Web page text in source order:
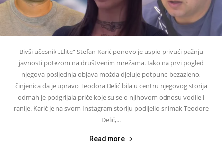
Bivši učesnik „Elite“ Stefan Karić ponovo je uspio privući pažnju
javnosti potezom na društvenim mrežama. Iako na prvi pogled
njegova posljednja objava možda djeluje potpuno bezazleno,
činjenica da je upravo Teodora Delić bila u centru njegovog storija
odmah je podgrijala priče koje su se o njihovom odnosu vodile i
ranije. Karić je na svom Instagram storiju podijelio snimak Teodore
Delić,...
Read more